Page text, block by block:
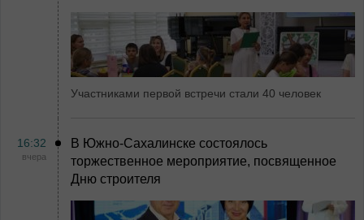
Участниками первой встречи стали 40 человек
16:32
вчера
В Южно-Сахалинске состоялось
торжественное мероприятие, посвященное
Дню строителя